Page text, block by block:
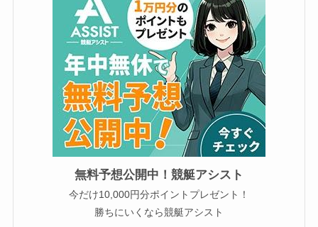
無料予想公開中！競艇アシスト
今だけ10,000円分ポイントプレゼント！
勝ちにいくなら競艇アシスト